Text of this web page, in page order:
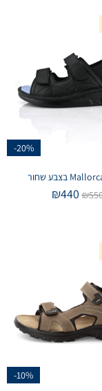
-20%
₪
₪440
-10%